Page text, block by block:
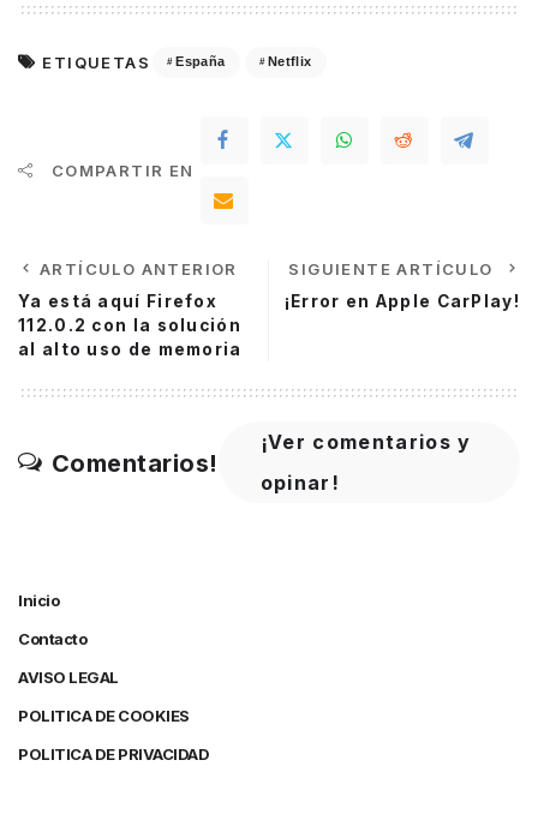
ETIQUETAS España Netflix
COMPARTIR EN
ARTÍCULO ANTERIOR
Ya está aquí Firefox
112.0.2 con la solución
al alto uso de memoria
SIGUIENTE ARTÍCULO
¡Error en Apple CarPlay!
Comentarios!
¡Ver comentarios y
opinar!
Inicio
Contacto
AVISO LEGAL
POLITICA DE COOKIES
POLITICA DE PRIVACIDAD